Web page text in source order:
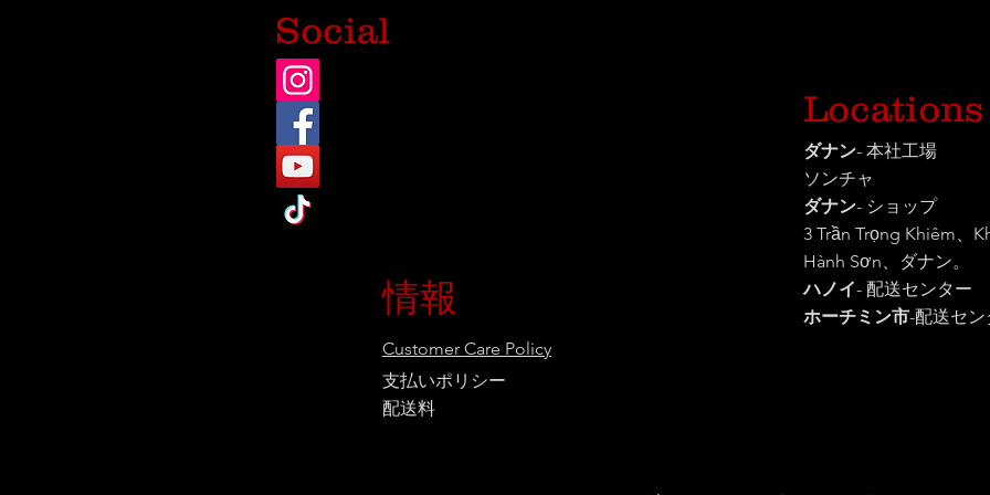
Social
情報
Customer Care Policy
支払いポリシー
配送料
Locations
ダナン- 本社工場
ソンチャ
ダナン- ショップ
3 Trần Trọng Khiêm、
Hành Sơn、ダナン。
ハノイ- 配送センター
ホーチミン市-配送セン